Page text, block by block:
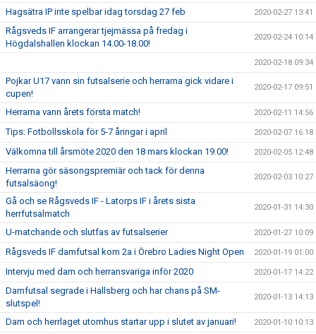
Hagsätra IP inte spelbar idag torsdag 27 feb 2020-02-27 13:41
Rågsveds IF arrangerar tjejmässa på fredag i
Högdalshallen klockan 14.00-18.00!
2020-02-24 10:14
2020-02-18 09:34
Pojkar U17 vann sin futsalserie och herrarna gick vidare i
cupen!
2020-02-17 09:51
Herrarna vann årets första match! 2020-02-11 14:56
Tips: Fotbollsskola för 5-7 åringar i april 2020-02-07 16:18
Välkomna till årsmöte 2020 den 18 mars klockan 19.00! 2020-02-05 12:48
Herrarna gör säsongspremiär och tack för denna
futsalsäong!
2020-02-03 10:27
Gå och se Rågsveds IF - Latorps IF i årets sista
herrfutsalmatch
2020-01-31 14:30
U-matchande och slutfas av futsalserier 2020-01-27 10:09
Rågsveds IF damfutsal kom 2a i Örebro Ladies Night Open 2020-01-19 01:00
Intervju med dam och herransvariga inför 2020 2020-01-17 14:22
Damfutsal segrade i Hallsberg och har chans på SM-
slutspel!
2020-01-13 14:13
Dam och herrlaget utomhus startar upp i slutet av januari! 2020-01-10 10:13